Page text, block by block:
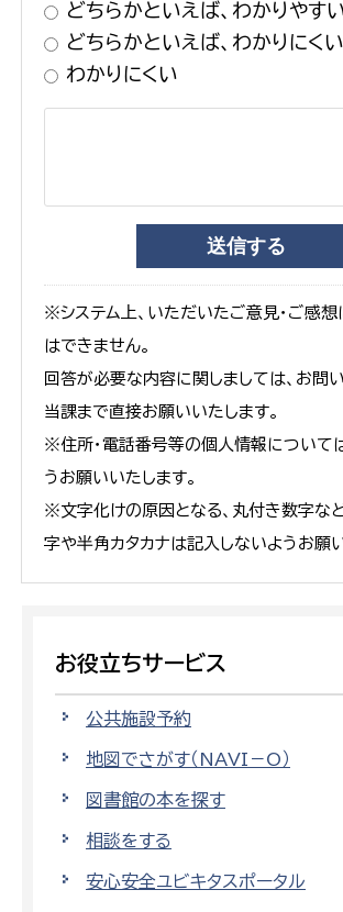
どちらかといえば、わかりやす
どちらかといえば、わかりにくい
わかりにくい
※システム上、いただいたご意見・ご感
はできません。
回答が必要な内容に関しましては、お問
当課まで直接お願いいたします。
※住所・電話番号等の個人情報について
うお願いいたします。
※文字化けの原因となる、丸付き数字な
字や半角カタカナは記入しないようお願
お役立ちサービス
公共施設予約
地図でさがす（NAVI－O）
図書館の本を探す
相談をする
安心安全ユビキタスポータル